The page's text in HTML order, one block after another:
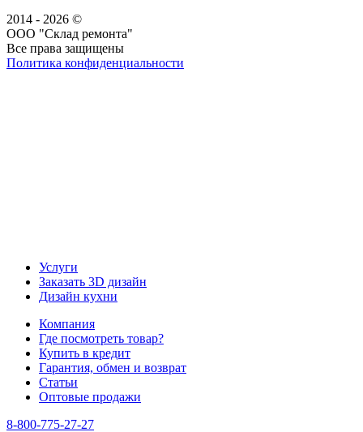
2014 - 2026 ©
ООО "Склад ремонта"
Все права защищены
Политика конфиденциальности
Услуги
Заказать 3D дизайн
Дизайн кухни
Компания
Где посмотреть товар?
Купить в кредит
Гарантия, обмен и возврат
Статьи
Оптовые продажи
8-800-775-27-27